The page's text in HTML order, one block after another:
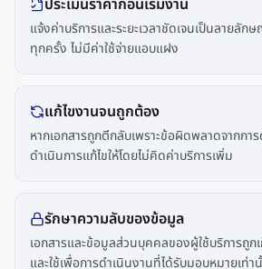
ประเมินราคาก่อนเริ่มงาน
แจ้งค่าบริการและระยะเวลาชัดเจนเป็นลายลั
ทุกครั้ง ไม่มีค่าใช้จ่ายแอบแฝง
แก้ไขงานจนถูกต้อง
หากเอกสารถูกตีกลับเพราะข้อผิดพลาดจากการ
ดำเนินการแก้ไขให้โดยไม่คิดค่าบริการเพิ่ม
รักษาความลับของข้อมูล
เอกสารและข้อมูลส่วนบุคคลของผู้ใช้บริการถูก
และใช้เพื่อการดำเนินงานที่ได้รับมอบหมายเท่า